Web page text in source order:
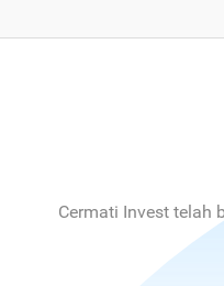
Cermati Invest telah